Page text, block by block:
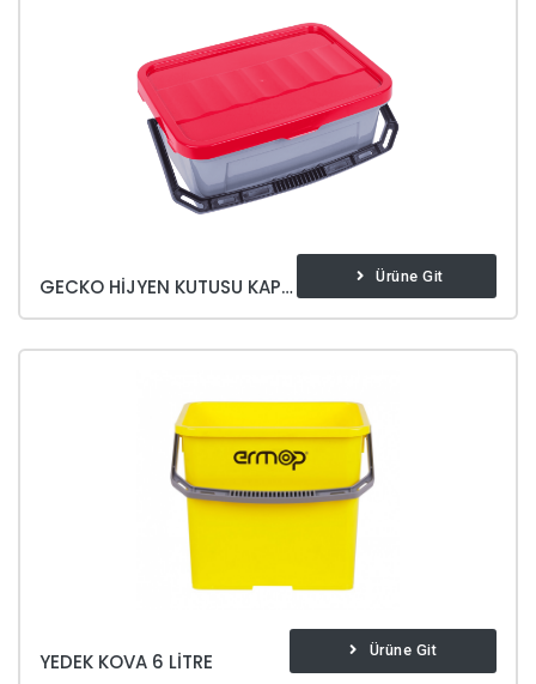
GECKO HIJYEN KUTUSU KAPAKLI Ürüne Git
YEDEK KOVA 6 LITRE Ürüne Git